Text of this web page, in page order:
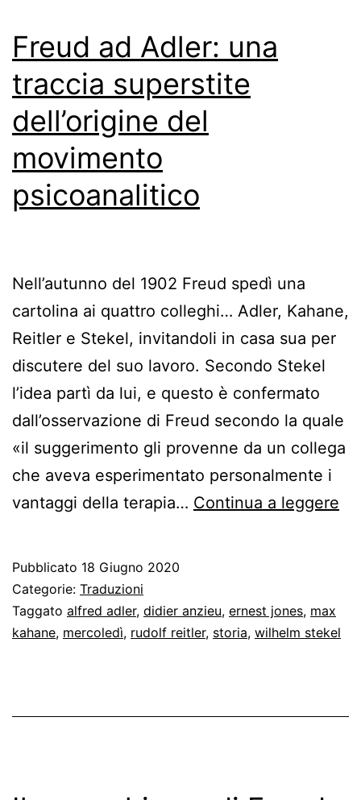
Freud ad Adler: una
traccia superstite
dell’origine del
movimento
psicoanalitico
Nell’autunno del 1902 Freud spedì una
cartolina ai quattro colleghi… Adler, Kahane,
Reitler e Stekel, invitandoli in casa sua per
discutere del suo lavoro. Secondo Stekel
l’idea partì da lui, e questo è confermato
dall’osservazione di Freud secondo la quale
«il suggerimento gli provenne da un collega
che aveva esperimentato personalmente i
vantaggi della terapia… Continua a leggere
Pubblicato 18 Giugno 2020
Categorie: Traduzioni
Taggato alfred adler, didier anzieu, ernest jones, max
kahane, mercoledì, rudolf reitler, storia, wilhelm stekel